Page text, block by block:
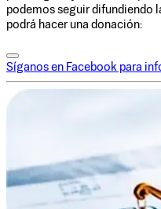
podemos seguir difundiendo
podrá hacer una donación:
Síganos en Facebook para